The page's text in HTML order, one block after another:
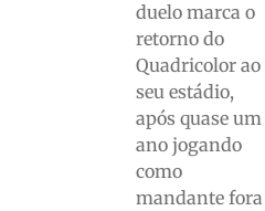
duelo marca o
retorno do
Quadricolor ao
seu estádio,
após quase um
ano jogando
como
mandante fora